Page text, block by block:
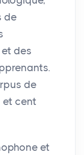
de
des
de
et cent
et